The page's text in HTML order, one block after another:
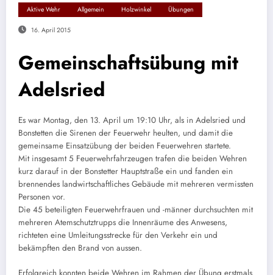
Aktive Wehr Allgemein Holzwinkel Übungen
16. April 2015
Gemeinschaftsübung mit
Adelsried
Es war Montag, den 13. April um 19:10 Uhr, als in Adelsried und
Bonstetten die Sirenen der Feuerwehr heulten, und damit die
gemeinsame Einsatzübung der beiden Feuerwehren startete.
Mit insgesamt 5 Feuerwehrfahrzeugen trafen die beiden Wehren
kurz darauf in der Bonstetter Hauptstraße ein und fanden ein
brennendes landwirtschaftliches Gebäude mit mehreren vermissten
Personen vor.
Die 45 beteiligten Feuerwehrfrauen und -männer durchsuchten mit
mehreren Atemschutztrupps die Innenräume des Anwesens,
richteten eine Umleitungsstrecke für den Verkehr ein und
bekämpften den Brand von aussen.
Erfolgreich konnten beide Wehren im Rahmen der Übung erstmals